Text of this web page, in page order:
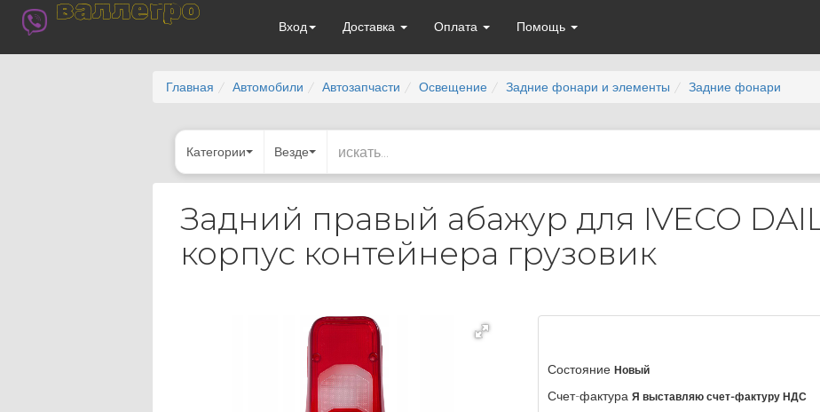
валлегро
Вход Доставка Оплата Помощь
Главная Автомобили Автозапчасти Освещение Задние фонари и элементы Задние фонари
Категории Везде
Задний правый абажур для IVECO
корпус контейнера грузовик
Состояние Новый
Счет-фактура Я выставляю счет-фактуру НДС